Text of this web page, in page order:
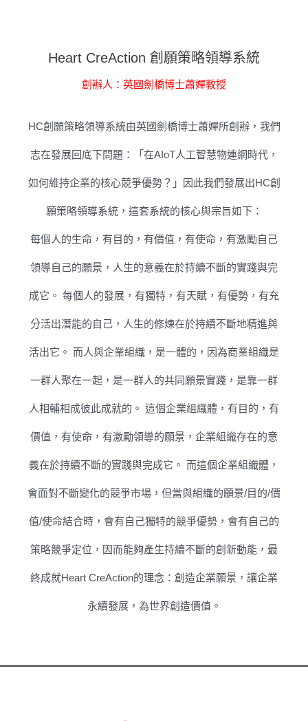
Heart CreAction 創願策略領導系統
創辦人：英國劍橋博士蕭嬋教授
HC創願策略領導系統由英國劍橋博士蕭嬋所創辦，我們
志在發展回底下問題：「在AIoT人工智慧物連網時代，
如何維持企業的核心競爭優勢？」因此我們發展出HC創
願策略領導系統，這套系統的核心與宗旨如下：
每個人的生命，有目的，有價值，有使命，有激勵自己
領導自己的願景，人生的意義在於持續不斷的實踐與完
成它。 每個人的發展，有獨特，有天賦，有優勢，有充
分活出潛能的自己，人生的修煉在於持續不斷地精進與
活出它。 而人與企業組織，是一體的，因為商業組織是
一群人聚在一起，是一群人的共同願景實踐，是靠一群
人相輔相成彼此成就的。 這個企業組織體，有目的，有
價值，有使命，有激勵領導的願景，企業組織存在的意
義在於持續不斷的實踐與完成它。 而這個企業組織體，
會面對不斷變化的競爭市場，但當與組織的願景/目的/價
值/使命結合時，會有自己獨特的競爭優勢，會有自己的
策略競爭定位，因而能夠產生持續不斷的創新動能，最
終成就Heart CreAction的理念：創造企業願景，讓企業
永續發展，為世界創造價值。